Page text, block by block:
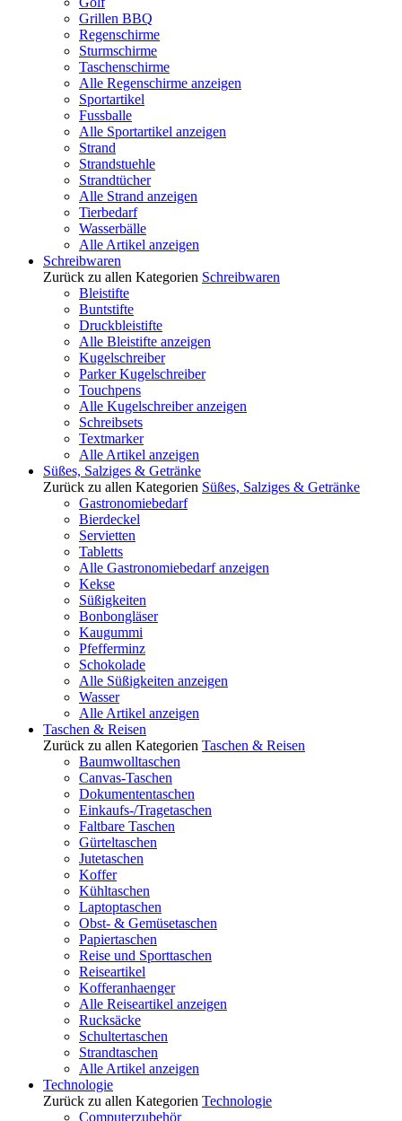
Grillen BBQ
Regenschirme
Sturmschirme
Taschenschirme
Alle Regenschirme anzeigen
Sportartikel
Fussballe
Alle Sportartikel anzeigen
Strand
Strandstuehle
Strandtücher
Alle Strand anzeigen
Tierbedarf
Wasserbälle
Alle Artikel anzeigen
Schreibwaren
Zurück zu allen Kategorien Schreibwaren
Bleistifte
Buntstifte
Druckbleistifte
Alle Bleistifte anzeigen
Kugelschreiber
Parker Kugelschreiber
Touchpens
Alle Kugelschreiber anzeigen
Schreibsets
Textmarker
Alle Artikel anzeigen
Süßes, Salziges & Getränke
Zurück zu allen Kategorien Süßes, Salziges & Getränke
Gastronomiebedarf
Bierdeckel
Servietten
Tabletts
Alle Gastronomiebedarf anzeigen
Kekse
Süßigkeiten
Bonbongläser
Kaugummi
Pfefferminz
Schokolade
Alle Süßigkeiten anzeigen
Wasser
Alle Artikel anzeigen
Taschen & Reisen
Zurück zu allen Kategorien Taschen & Reisen
Baumwolltaschen
Canvas-Taschen
Dokumententaschen
Einkaufs-/Tragetaschen
Faltbare Taschen
Gürteltaschen
Jutetaschen
Koffer
Kühltaschen
Laptoptaschen
Obst- & Gemüsetaschen
Papiertaschen
Reise und Sporttaschen
Reiseartikel
Kofferanhaenger
Alle Reiseartikel anzeigen
Rucksäcke
Schultertaschen
Strandtaschen
Alle Artikel anzeigen
Technologie
Zurück zu allen Kategorien Technologie
Computerzubehör